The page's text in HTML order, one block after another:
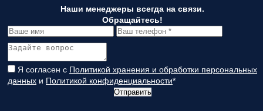
Наши менеджеры всегда на связи.
Обращайтесь!
Я согласен с Политикой хранения и обработки персональных
данных и Политикой конфиденциальности*
Отправить